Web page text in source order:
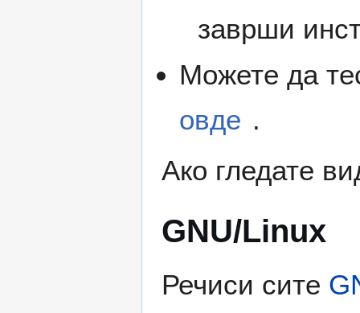
заврши
Можете да
овде .
Ако гледате
GNU/Linux
Речиси сите